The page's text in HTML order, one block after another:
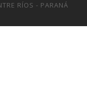
RÍOS - PARANÁ